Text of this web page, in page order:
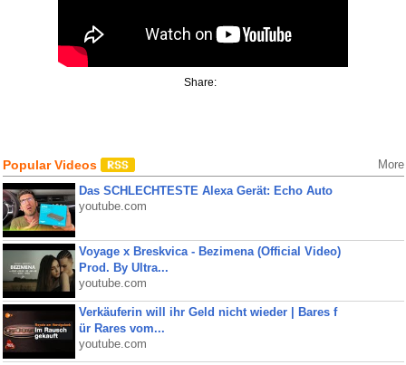
Share:
Popular Videos More
Das SCHLECHTESTE Alexa Gerät: Echo Auto
youtube.com
Voyage x Breskvica - Bezimena (Official Video)
Prod. By Ultra...
youtube.com
Verkäuferin will ihr Geld nicht wieder | Bares f
ür Rares vom...
youtube.com